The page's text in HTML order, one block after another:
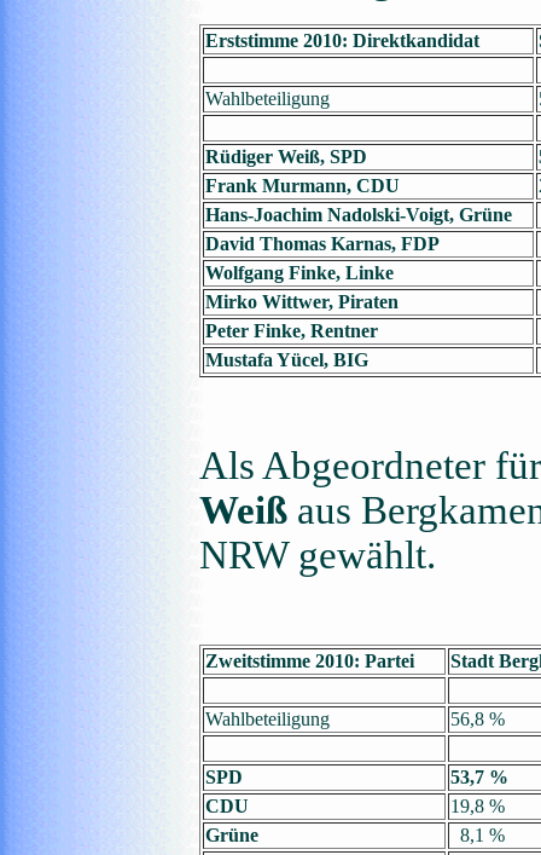
Erststimme 2010: Direktkandidat
Wahlbeteiligung
Rüdiger Weiß, SPD
Frank Murmann, CDU
Hans-Joachim Nadolski-Voigt, Grüne
David Thomas Karnas, FDP
Wolfgang Finke, Linke
Mirko Wittwer, Piraten
Peter Finke, Rentner
Mustafa Yücel, BIG
Als Abgeordneter
Weiß aus
NRW gewählt.
Zweitstimme 2010: Partei Stadt
Wahlbeteiligung 56,8 %
SPD
53,7 %
CDU
19,8 %
Grüne
8,1 %